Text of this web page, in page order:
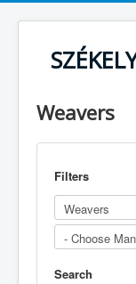
Weavers
Filters
Search